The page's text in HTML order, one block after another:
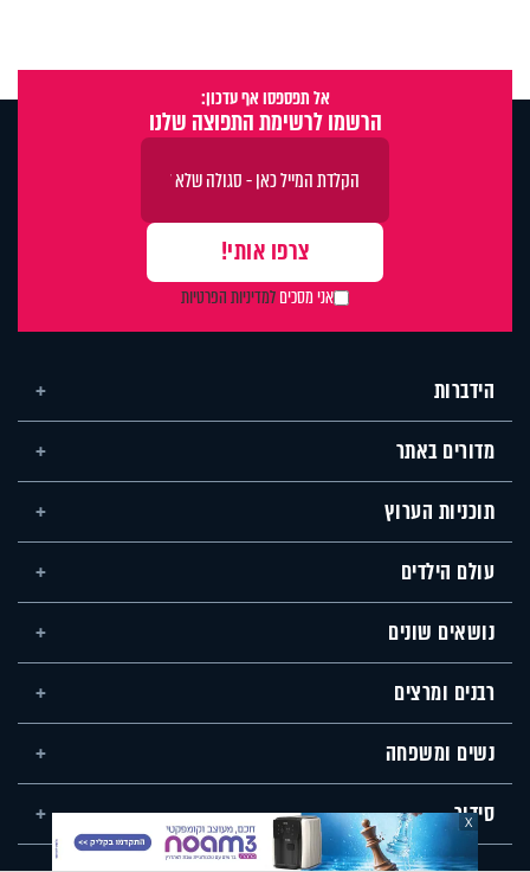
אל תפספסו אף עדכון:
הרשמו לרשימת התפוצה שלנו
אני מסכיםלמדיניות הפרטיות
הידברות
מדורים באתר
תוכניות הערוץ
עולם הילדים
נושאים שונים
רבנים ומרצים
נשים ומשפחה
סידור
X